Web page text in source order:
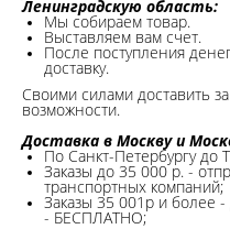
Ленинградскую область:
Мы собираем товар.
Выставляем вам счет.
После поступления
доставку.
Своими силами доставить
возможности.​
Доставка в Москву и
По Санкт-Петербургу до
Заказы до 35 000 р. -
транспортных компаний;
Заказы 35 001р и более -
- БЕСПЛАТНО;